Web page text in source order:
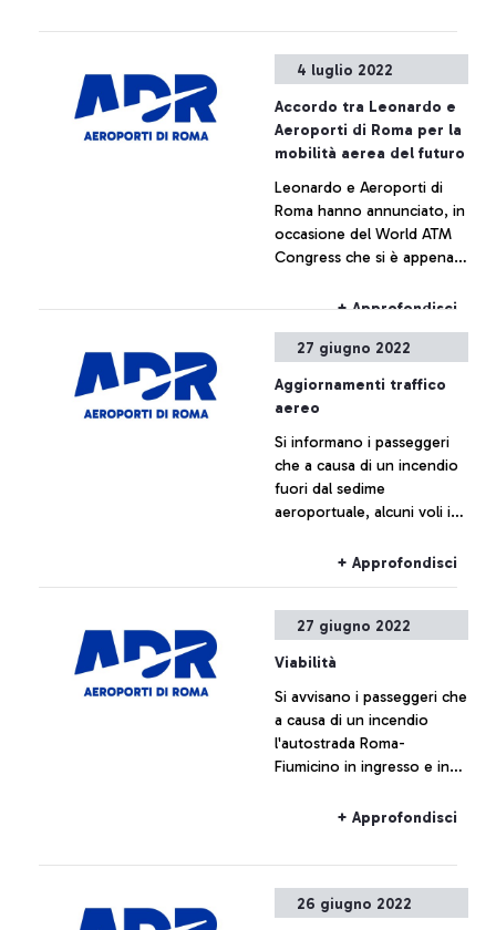
4 luglio 2022
Accordo tra Leonardo e
Aeroporti di Roma per la
mobilità aerea del futuro
Leonardo e Aeroporti di
Roma hanno annunciato, in
occasione del World ATM
Congress che si è appena
partnership per
con soluzioni tecnologiche
innovative a beneficio della
mobilità aerea del futuro.
+ Approfondisci
27 giugno 2022
Aggiornamenti traffico
aereo
Si informano i passeggeri
che a causa di un incendio
fuori dal sedime
aeroportuale, alcuni voli in
atterrare allo scalo di
partenza. Si consiglia ai
viaggiatori di consultare la
per conoscere lo stato del
volo.
+ Approfondisci
27 giugno 2022
Viabilità
Si avvisano i passeggeri che
a causa di un incendio
l'autostrada Roma-
Fiumicino in ingresso e in
congestionata.+ Approfondisci
26 giugno 2022